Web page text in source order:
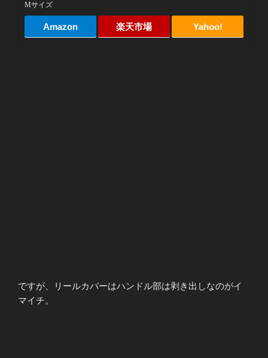
Mサイズ
Amazon 楽天市場 Yahoo!
ですが、リールカバーはハンドル部は剥き出しなのがイ
マイチ。